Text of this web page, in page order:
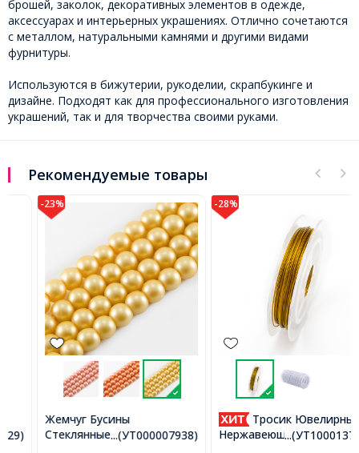
брошей, заколок, декоративных элементов в одежде,
аксессуарах и интерьерных украшениях. Отлично сочетаются
с металлом, натуральными камнями и другими видами
фурнитуры.
Используются в бижутерии, рукоделии, скрапбукинге и
дизайне. Подходят как для профессионального изготовления
украшений, так и для творчества своими руками.
Рекомендуемые товары
...(УТ000007938)
Жемчуг Бусины
Стеклянные, Матовые,
-28%
...(УТ100013726)
Тросик Ювелирный
Нержавеющая Сталь,